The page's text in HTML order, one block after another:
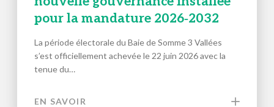
pour la mandature 2026‑2032
La période électorale du Baie de Somme 3 Vallées
s’est officiellement achevée le 22 juin 2026 avec la
tenue du…
EN SAVOIR